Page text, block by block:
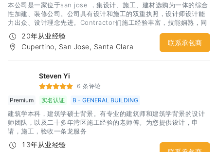
本公司是一家位于san jose ，集设计、施工、建材选购为一体的综合
性加建、装修公司。公司具有设计和施工的双重执照，设计师设计能
力出众、设计理念先进。Contractor们施工经验丰富，技能娴熟，同
时熟悉city code，能够快速用过inspection。本公司本着服务至上的
原则，为湾区的广大用户提供了近20年的房屋装修改造服务。 通过多
年坚持不懈的努力，我们与很多知名的建材家居厂商也建立了合作关
恼，不在为每一个工程阶段寻找合适人选而头痛，不在为施工质量潜
在风险而承担压力。Top Click Builder & Design ，向您提供贴心的
询服务。
20年从业经验
Cupertino, San Jose, Santa Clara
联系承包商
Steven Yi
6 条评论
Premium
实名认证 B - GENERAL BUILDING
建筑学本科，建筑学硕士背景。有专业的建筑师和建筑学背景的设计
师团队，以及二十多年湾区施工经验的老师傅。为您提供设计，申
请，施工，验收一条龙服务
13年从业经验